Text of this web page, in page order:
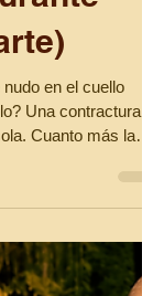
una
(y